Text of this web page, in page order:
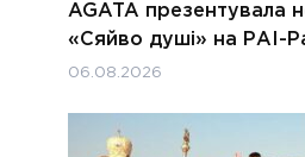
AGATA презентувала
«Сяйво душі» на РАІ-
06.08.2026